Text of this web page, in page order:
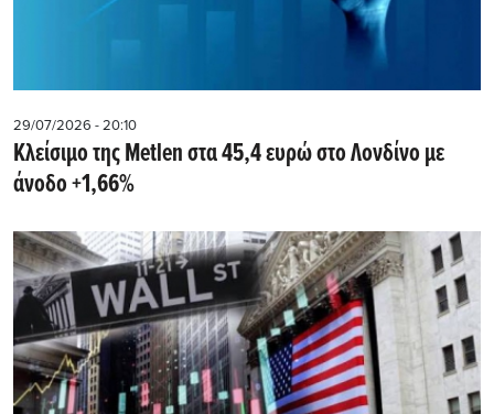
29/07/2026 - 20:10
Kλείσιμο της Metlen στα 45,4 ευρώ στο Λονδίνο με
άνοδο +1,66%